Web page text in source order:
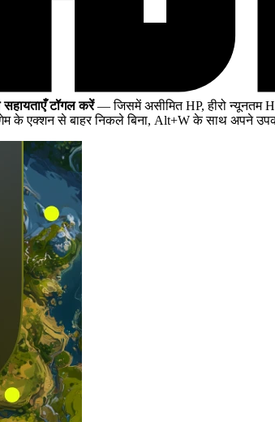
सहायताएँ टॉगल करें— जिसमें असीमित HP, हीरो न्यूनतम
एक्शन से बाहर निकले बिना, Alt+W के साथ अपने